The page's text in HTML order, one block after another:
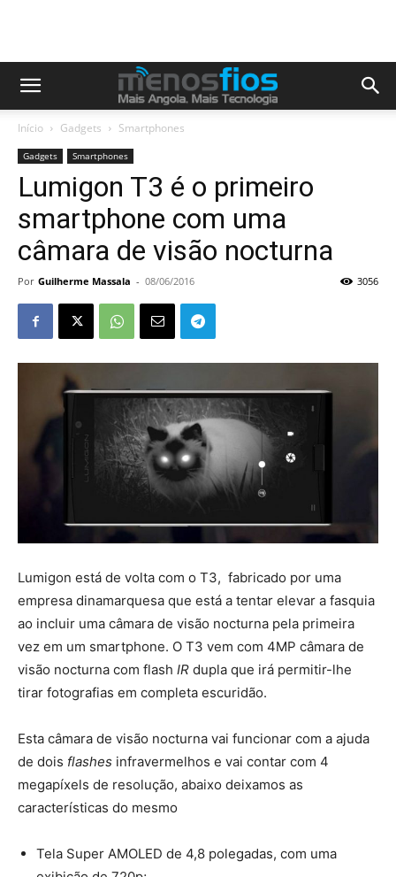
Início Gadgets Smartphones
Gadgets Smartphones
Lumigon T3 é o primeiro
smartphone com uma
câmara de visão nocturna
Por Guilherme Massala - 08/06/2016 3056
Lumigon está de volta com o T3, fabricado por uma
empresa dinamarquesa que está a tentar elevar a fasquia
ao incluir uma câmara de visão nocturna pela primeira
vez em um smartphone. O T3 vem com 4MP câmara de
visão nocturna com flash IR dupla que irá permitir-lhe
tirar fotografias em completa escuridão.
Esta câmara de visão nocturna vai funcionar com a ajuda
de dois flashes infravermelhos e vai contar com 4
megapíxels de resolução, abaixo deixamos as
características do mesmo
Tela Super AMOLED de 4,8 polegadas, com uma